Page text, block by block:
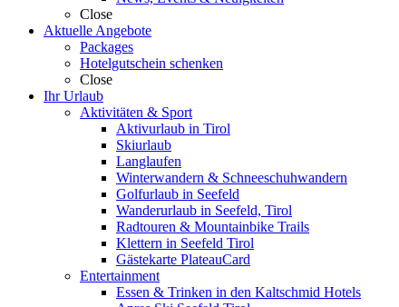
Close
Aktuelle Angebote
Packages
Hotelgutschein schenken
Close
Ihr Urlaub
Aktivitäten & Sport
Aktivurlaub in Tirol
Skiurlaub
Langlaufen
Winterwandern & Schneeschuhwandern
Golfurlaub in Seefeld
Wanderurlaub in Seefeld, Tirol
Radtouren & Mountainbike Trails
Klettern in Seefeld Tirol
Gästekarte PlateauCard
Entertainment
Essen & Trinken in den Kaltschmid Hotels